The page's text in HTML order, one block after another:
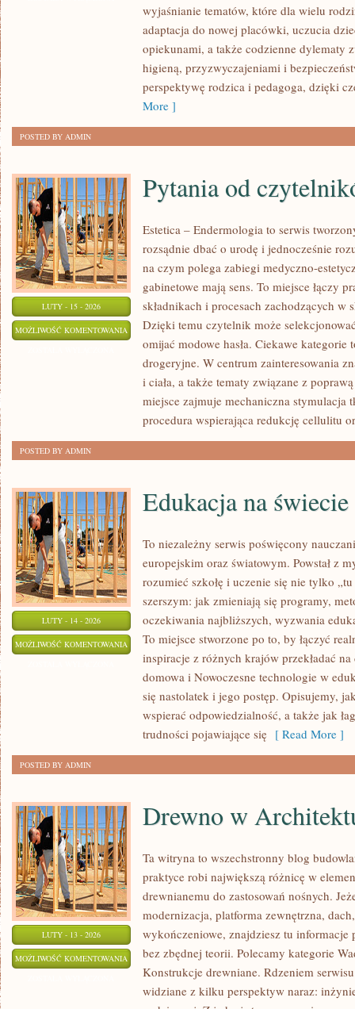
NAUCZYCIELI
wyjaśnianie tematów, które dla wielu
adaptacja do nowej placówki, uczucia
opiekunami, a także codzienne dylematy
higieną, przyzwyczajeniami i
perspektywę rodzica i pedagoga, dzięki
More ]
POSTED BY ADMIN
LUTY - 15 - 2026
MOŻLIWOŚĆ KOMENTOWANIA PYTANIA
CZYTELNIKÓW
Pytania od
Estetica – Endermologia to serwis
rozsądnie dbać o urodę i jednocześnie
na czym polega zabiegi medyczno-
gabinetowe mają sens. To miejsce łączy
składnikach i procesach zachodzących
Dzięki temu czytelnik może
omijać modowe hasła. Ciekawe
drogeryjne. W centrum zainteresowania
i ciała, a także tematy związane z
miejsce zajmuje mechaniczna stymulacja
procedura wspierająca redukcję cellulitu
POSTED BY ADMIN
LUTY - 14 - 2026
MOŻLIWOŚĆ KOMENTOWANIA EDUKACJA
ŚWIECIE
Edukacja na świecie
To niezależny serwis poświęcony
europejskim oraz światowym. Powstał z
rozumieć szkołę i uczenie się nie tylko
szerszym: jak zmieniają się programy,
oczekiwania najbliższych, wyzwania
To miejsce stworzone po to, by łączyć
inspiracje z różnych krajów przekładać
domowa i Nowoczesne technologie w
się nastolatek i jego postęp. Opisujemy,
wspierać odpowiedzialność, a także jak
trudności pojawiające się [ Read More ]
POSTED BY ADMIN
LUTY - 13 - 2026
MOŻLIWOŚĆ KOMENTOWANIA DREWNO
ARCHITEKTURZE
Drewno w
Ta witryna to wszechstronny blog
praktyce robi największą różnicę w
drewnianemu do zastosowań nośnych.
modernizacja, platforma zewnętrzna,
wykończeniowe, znajdziesz tu informacje
bez zbędnej teorii. Polecamy kategorie
Konstrukcje drewniane. Rdzeniem
widziane z kilku perspektyw naraz: